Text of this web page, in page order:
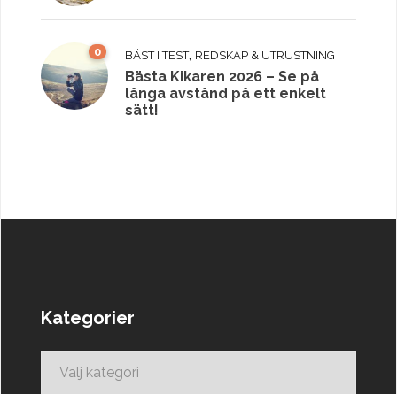
0 BÄST I TEST, REDSKAP & UTRUSTNING
Bästa Kikaren 2026 – Se på
långa avstånd på ett enkelt
sätt!
Kategorier